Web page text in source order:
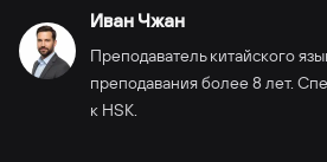
Иван Чжан
Преподаватель китайского
преподавания более 8 лет.
к HSK.